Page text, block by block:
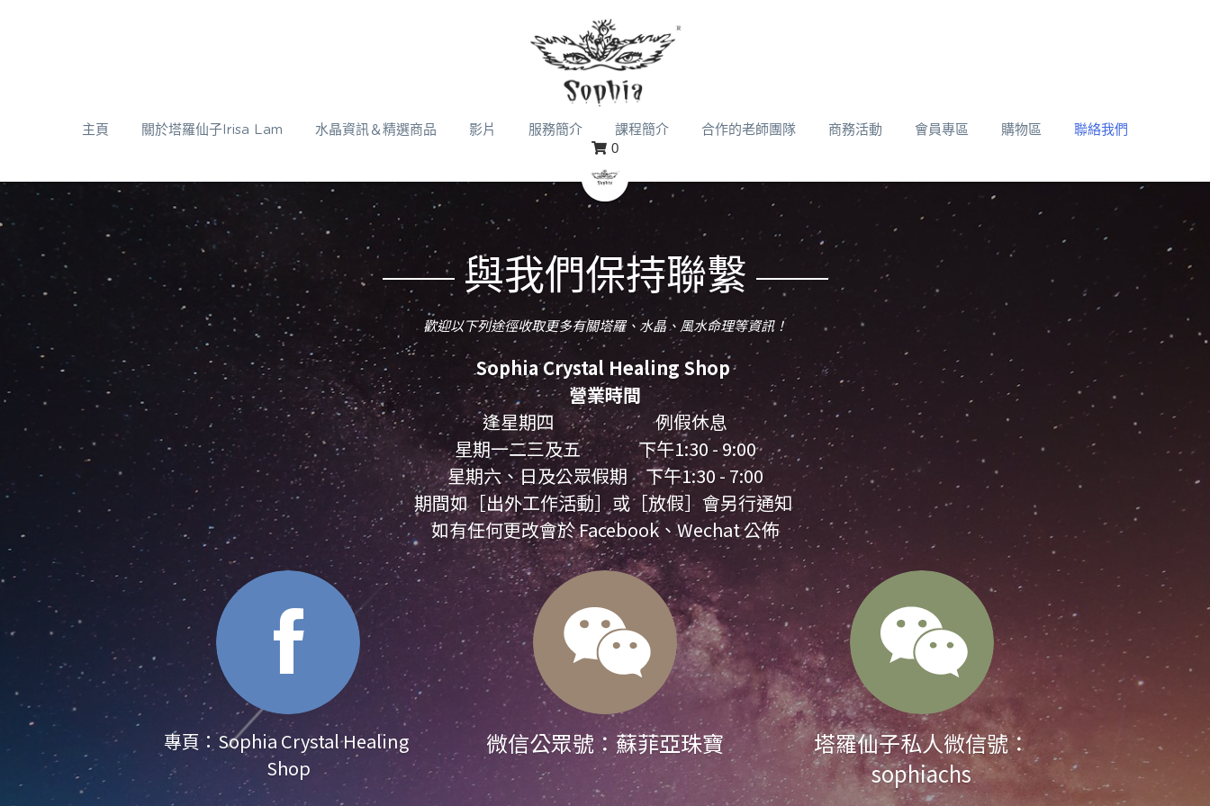
主頁 關於塔羅仙子Irisa Lam 水晶資訊＆精選商品 影片 服務簡介 課程簡介 合作的老師團隊 商務活動 會員專區 購物區 聯絡我們
0
與我們保持聯繫
歡迎以下列途徑收取更多有關塔羅、水晶、風水命理等資訊！
Sophia Crystal Healing Shop
營業時間
逢星期四                            例假休息
星期一二三及五                下午1:30 - 9:00
星期六、日及公眾假期     下午1:30 - 7:00
期間如［出外工作活動］或［放假］會另行通知
如有任何更改會於 Facebook、Wechat 公佈
專頁：Sophia Crystal Healing
Shop
微信公眾號：蘇菲亞珠寶
塔羅仙子私人微信號：
sophiachs